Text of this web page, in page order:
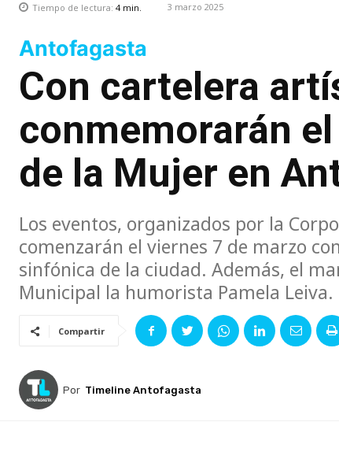
Tiempo de lectura: 4min. 3 marzo 2025
Antofagasta
Con cartelera
conmemorarán
de la Mujer en
Los eventos, organizados por la
comenzarán el viernes 7 de marzo
sinfónica de la ciudad. Además, el
Municipal la humorista Pamela Leiva.
Compartir
Por Timeline Antofagasta